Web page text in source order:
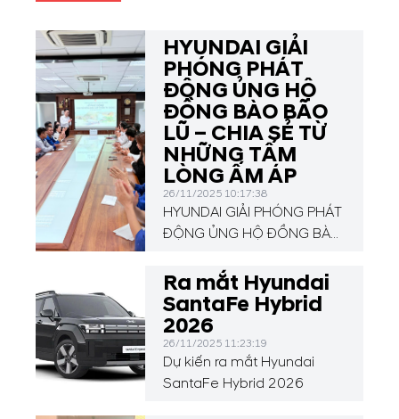
HYUNDAI GIẢI
PHÓNG PHÁT
ĐỘNG ỦNG HỘ
ĐỒNG BÀO BÃO
LŨ – CHIA SẺ TỪ
NHỮNG TẤM
LÒNG ẤM ÁP
26/11/2025 10:17:38
HYUNDAI GIẢI PHÓNG PHÁT
ĐỘNG ỦNG HỘ ĐỒNG BÀO
NHỮNG TẤM LÒNG ẤM ÁP
Ra mắt Hyundai
SantaFe Hybrid
2026
26/11/2025 11:23:19
Dự kiến ra mắt Hyundai
SantaFe Hybrid 2026